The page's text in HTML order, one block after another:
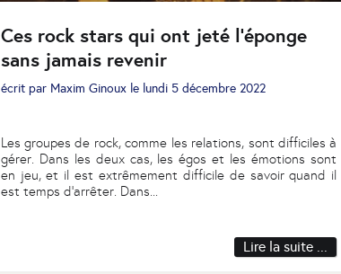
Ces rock stars qui ont jeté l’éponge
sans jamais revenir
écrit par Maxim Ginouxle lundi 5 décembre 2022
Les groupes de rock, comme les relations, sont difficiles à
gérer. Dans les deux cas, les égos et les émotions sont
en jeu, et il est extrêmement difficile de savoir quand il
est temps d'arrêter. Dans
Lire la suite ...